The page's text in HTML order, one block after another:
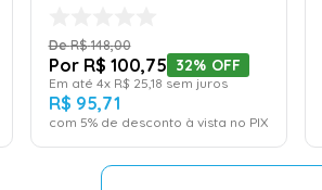
R$ 148,00
R$ 100,75 32% OFF
Em até 4x R$ 25,18 sem juros
R$ 95,71
com 5% de desconto à vista no PIX